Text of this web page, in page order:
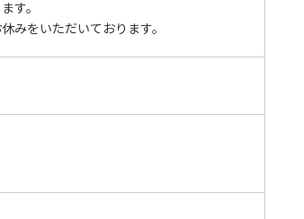
す。
みをいただいております。